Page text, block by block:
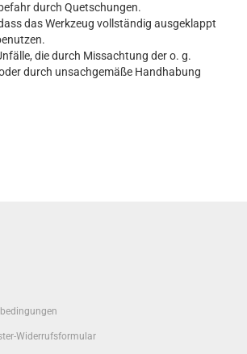
durch Quetschungen.
das Werkzeug vollständig ausgeklappt
die durch Missachtung der o. g.
durch unsachgemäße Handhabung
Widerrufsformular